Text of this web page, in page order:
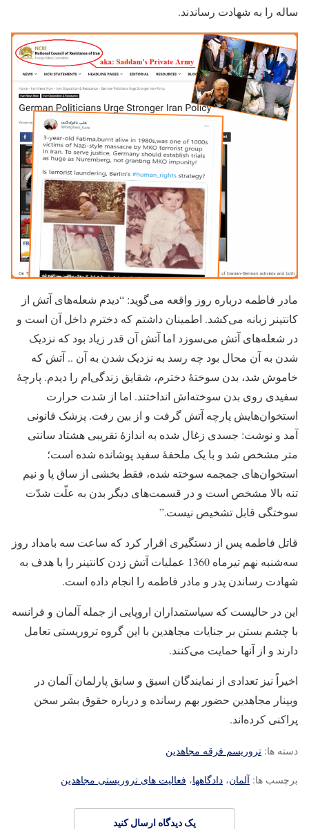
ساله را به شهادت رساندند.
مادر فاطمه درباره روز واقعه می‌گوید: “دیدم شعله‌های آتش از
کانتینر زبانه می‌کشد. اطمینان داشتم که دخترم داخل آن است و
در شعله‌های آتش می‌سوزد اما آتش آن قدر زیاد بود که نزدیک
شدن به آن محال بود چه رسد به نزدیک شدن به آن .. آتش که
خاموش شد، بدن سوختۀ دخترم، شقایق زندگی‌ام را دیدم. پارچۀ
سفیدی روی بدن سوخته‌اش انداختند. اما از شدت حرارت
استخوان‌هایش پارچه آتش گرفت و از بین رفت. پزشک قانونی
آمد و نوشت: جسدی زغال شده به اندازۀ تقریبی هشتاد سانتی
متر مشخص شد و با یک ملحفۀ سفید پوشانده شده است؛
استخوان‌های جمجمه سوخته شده، فقط بخشی از ساق پا و نیم
تنه بالا مشخص است و در قسمت‌های دیگر بدن به علّت شدّت
سوختگی قابل تشخیص نیست.”
قاتل فاطمه پس از دستگیری اقرار کرد که ساعت سه بامداد روز
سه‌شنبه نهم تیرماه 1360 عملیات آتش زدن کانتینر را با هدف به
شهادت رساندن پدر و مادر فاطمه را انجام داده است.
این در حالیست که سیاستمداران اروپایی از جمله آلمان و فرانسه
با چشم بستن بر جنایات مجاهدین با این گروه تروریستی تعامل
دارند و از آنها حمایت می‌کنند.
اخیراً نیز تعدادی از نمایندگان اسبق و سابق پارلمان آلمان در
وبینار مجاهدین حضور بهم رسانده و درباره حقوق بشر سخن
پراکنی کرده‌اند.
دسته ها: تروریسم فرقه مجاهدین
برچسب ها: آلمان، دادگاهها، فعالیت های تروریستی مجاهدین
یک دیدگاه ارسال کنید